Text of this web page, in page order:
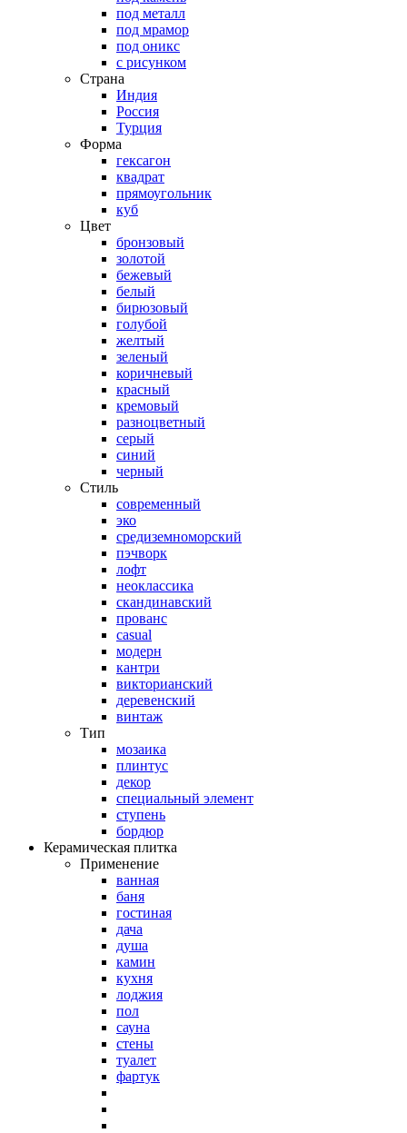
под металл
под мрамор
под оникс
с рисунком
Страна
Индия
Россия
Турция
Форма
гексагон
квадрат
прямоугольник
куб
Цвет
бронзовый
золотой
бежевый
белый
бирюзовый
голубой
желтый
зеленый
коричневый
красный
кремовый
разноцветный
серый
синий
черный
Стиль
современный
эко
средиземноморский
пэчворк
лофт
неоклассика
скандинавский
прованс
casual
модерн
кантри
викторианский
деревенский
винтаж
Тип
мозаика
плинтус
декор
специальный элемент
ступень
бордюр
Керамическая плитка
Применение
ванная
баня
гостиная
дача
душа
камин
кухня
лоджия
пол
сауна
стены
туалет
фартук